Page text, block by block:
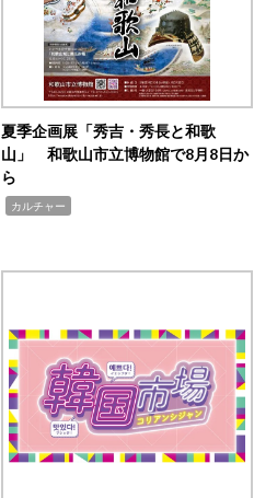
夏季企画展「秀吉・秀長と和歌
山」 和歌山市立博物館で8月8日か
ら
カルチャー